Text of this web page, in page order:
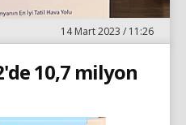
14 Mart 2023 / 11:26
10,7 milyon